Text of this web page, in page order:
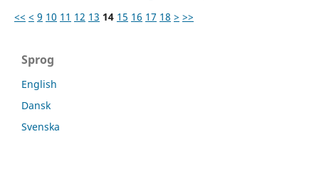
<< < 9 10 11 12 13 14 15 16 17 18 > >>
Sprog
English
Dansk
Svenska